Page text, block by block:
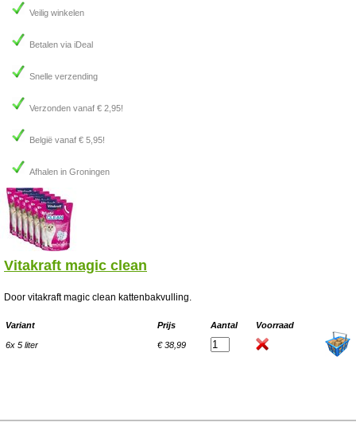
Veilig winkelen
Betalen via iDeal
Snelle verzending
Verzonden vanaf € 2,95!
België vanaf € 5,95!
Afhalen in Groningen
Vitakraft magic clean
Door vitakraft magic clean kattenbakvulling.
Variant Prijs Aantal Voorraad
6x 5 liter € 38,99